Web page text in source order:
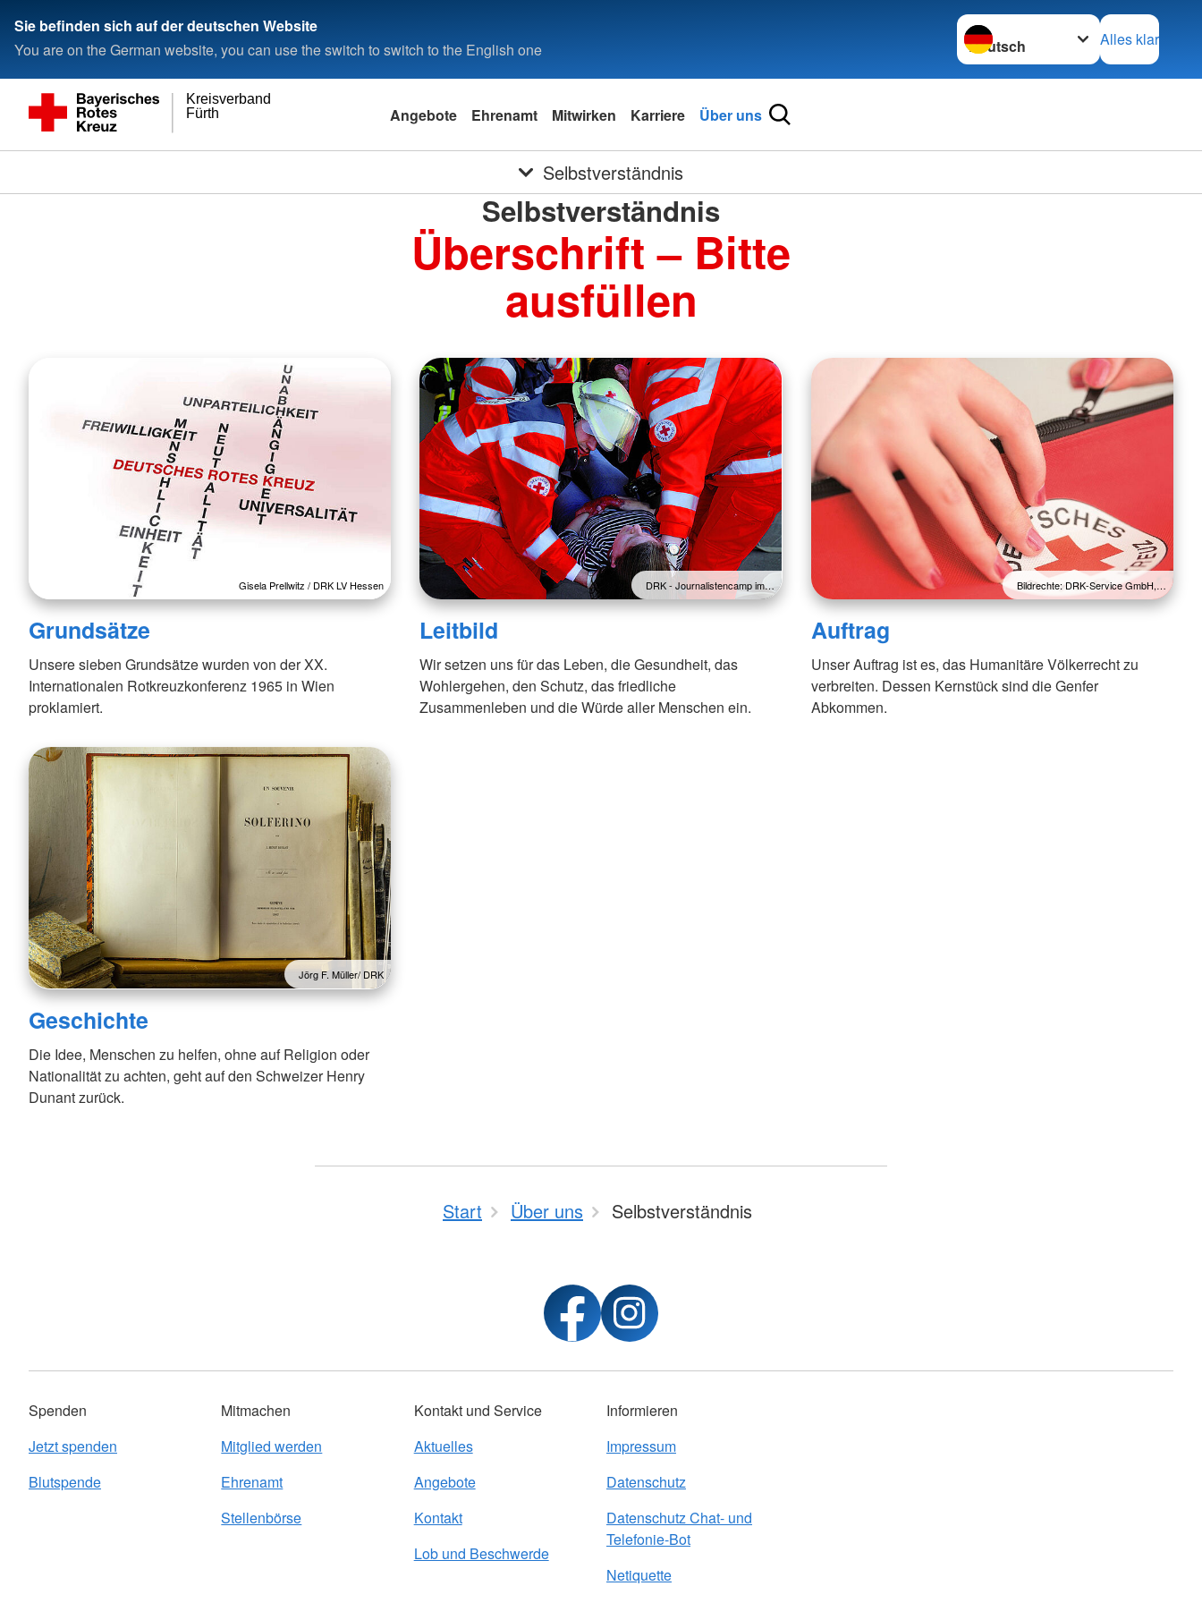
Sie befinden sich auf der deutschen Website
You are on the German website, you can use the switch to switch to the English one
Sprache wechseln zu
Alles klar
Fürth
Kreisverband
Angebote Ehrenamt Mitwirken Karriere Über uns
Selbstverständnis
Selbstverständnis
Überschrift – Bitte
ausfüllen
Gisela Prellwitz / DRK LV Hessen
Grundsätze
Unsere sieben Grundsätze wurden von der XX.
Internationalen Rotkreuzkonferenz 1965 in Wien
proklamiert.
DRK - Journalistencamp im…
Leitbild
Wir setzen uns für das Leben, die Gesundheit, das
Wohlergehen, den Schutz, das friedliche
Zusammenleben und die Würde aller Menschen ein.
Bildrechte: DRK-Service GmbH,…
Auftrag
Unser Auftrag ist es, das Humanitäre Völkerrecht zu
verbreiten. Dessen Kernstück sind die Genfer
Abkommen.
Jörg F. Müller/ DRK
Geschichte
Die Idee, Menschen zu helfen, ohne auf Religion oder
Nationalität zu achten, geht auf den Schweizer Henry
Dunant zurück.
Start Über uns Selbstverständnis
Spenden
Jetzt spenden
Blutspende
Mitmachen
Mitglied werden
Ehrenamt
Stellenbörse
Kontakt und Service
Aktuelles
Angebote
Kontakt
Lob und Beschwerde
Informieren
Impressum
Datenschutz
Datenschutz Chat- und
Telefonie-Bot
Netiquette